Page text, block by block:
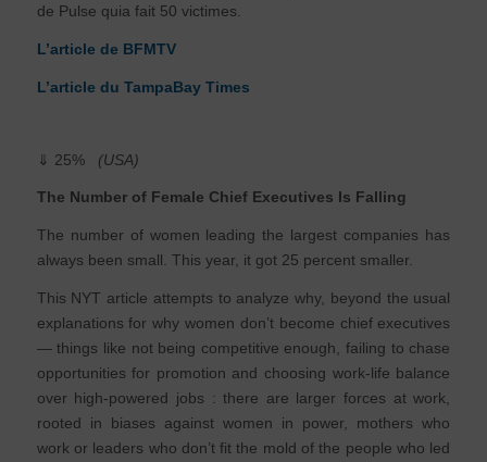
de Pulse quia fait 50 victimes.
L’article de BFMTV
L’article du TampaBay Times
⇓ 25% (USA)
The Number of Female Chief Executives Is Falling
The number of women leading the largest companies has
always been small. This year, it got 25 percent smaller.
This NYT article attempts to analyze why, beyond the usual
explanations for why women don’t become chief executives
— things like not being competitive enough, failing to chase
opportunities for promotion and choosing work-life balance
over high-powered jobs : there are larger forces at work,
rooted in biases against women in power, mothers who
work or leaders who don’t fit the mold of the people who led